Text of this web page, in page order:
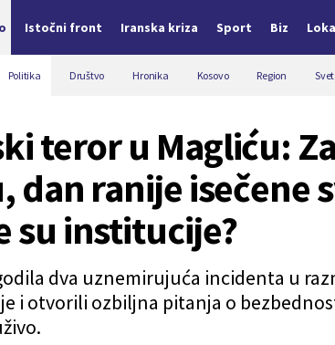
Istočni front Iranska kriza Sport Biz
Politika Društvo Hronika Kosovo Region Svet
teror u Magliću:
dan ranije isečene
su institucije?
dva uznemirujuća incidenta u
i otvorili ozbiljna pitanja o